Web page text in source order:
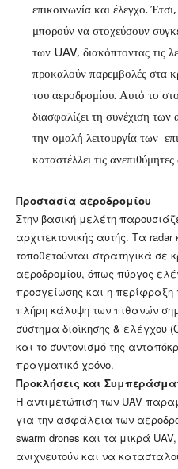
επικοινωνία και έλεγχο.
μπορούν να στοχεύσουν
των UAV, διακόπτοντας τις
προκαλούν παρεμβολές στα
του αεροδρομίου. Αυτό το
διασφαλίζει τη συνέχιση
την ομαλή λειτουργία των
καταστέλλει τις
Προστασία αεροδρομίου
Στην βασική μελέτη
αρχιτεκτονικής αυτής. Τα radar
τοποθετούνται στρατηγικά σε
αεροδρομίου, όπως πύργος
προσγείωσης και η περίφραξη
πλήρη κάλυψη των πιθανών
σύστημα διοίκησης & ελέγχου
και το συντονισμό της
πραγματικό χρόνο.
Προκλήσεις και
Η αντιμετώπιση των UAV
για την ασφάλεια των
swarm drones και τα μικρά
ανιχνευτούν και να